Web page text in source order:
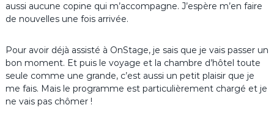
aussi aucune copine qui m’accompagne. J’espère m’en faire
de nouvelles une fois arrivée.
Pour avoir déjà assisté à OnStage, je sais que je vais passer un
bon moment. Et puis le voyage et la chambre d’hôtel toute
seule comme une grande, c’est aussi un petit plaisir que je
me fais. Mais le programme est particulièrement chargé et je
ne vais pas chômer !